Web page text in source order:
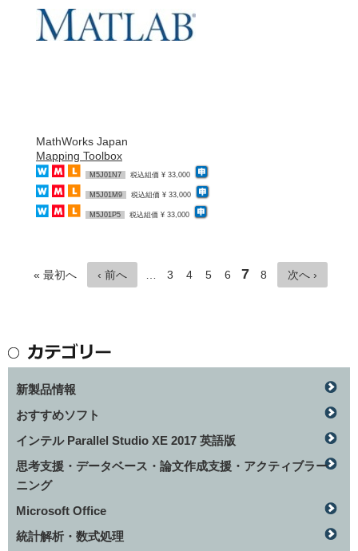
MathWorks Japan
Mapping Toolbox
M5J01N7 税込組価 ¥ 33,000
M5J01M9 税込組価 ¥ 33,000
M5J01P5 税込組価 ¥ 33,000
« 最初へ ‹ 前へ 3 4 5 6 7 8 次へ ›
新製品情報
おすすめソフト
インテル Parallel Studio XE 2017 英語版
思考支援・データベース・論文作成支援・アクティブラー
ニング
Microsoft Office
統計解析・数式処理